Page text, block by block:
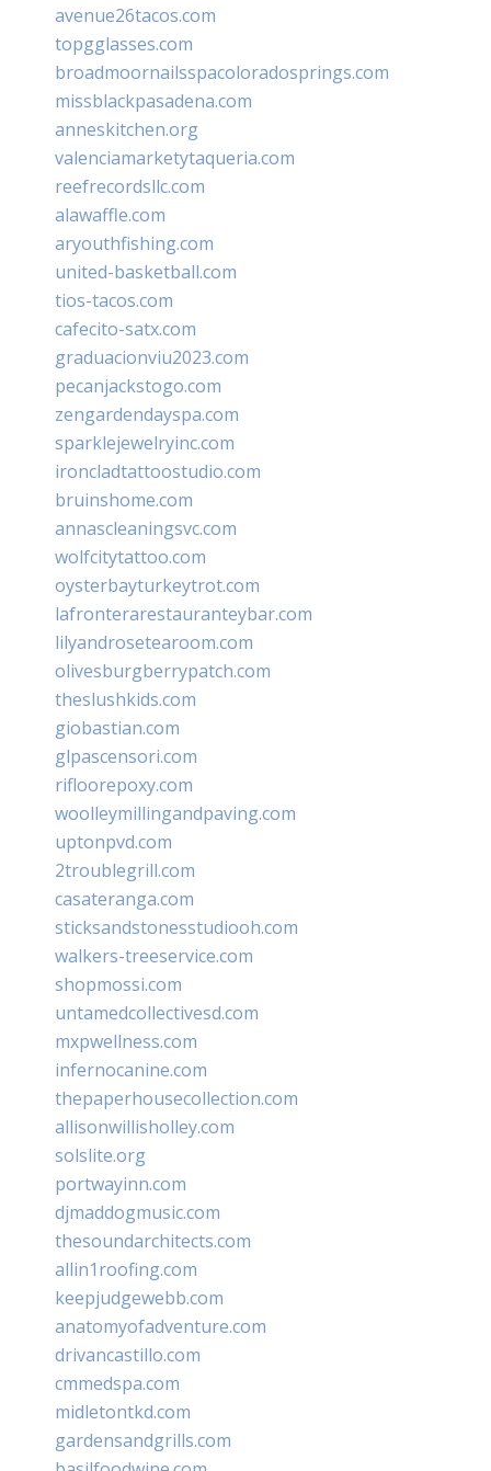
avenue26tacos.com
topgglasses.com
broadmoornailsspacoloradosprings.com
missblackpasadena.com
anneskitchen.org
valenciamarketytaqueria.com
reefrecordsllc.com
alawaffle.com
aryouthfishing.com
united-basketball.com
tios-tacos.com
cafecito-satx.com
graduacionviu2023.com
pecanjackstogo.com
zengardendayspa.com
sparklejewelryinc.com
ironcladtattoostudio.com
bruinshome.com
annascleaningsvc.com
wolfcitytattoo.com
oysterbayturkeytrot.com
lafronterarestauranteybar.com
lilyandrosetearoom.com
olivesburgberrypatch.com
theslushkids.com
giobastian.com
glpascensori.com
rifloorepoxy.com
woolleymillingandpaving.com
uptonpvd.com
2troublegrill.com
casateranga.com
sticksandstonesstudiooh.com
walkers-treeservice.com
shopmossi.com
untamedcollectivesd.com
mxpwellness.com
infernocanine.com
thepaperhousecollection.com
allisonwillisholley.com
solslite.org
portwayinn.com
djmaddogmusic.com
thesoundarchitects.com
allin1roofing.com
keepjudgewebb.com
anatomyofadventure.com
drivancastillo.com
cmmedspa.com
midletontkd.com
gardensandgrills.com